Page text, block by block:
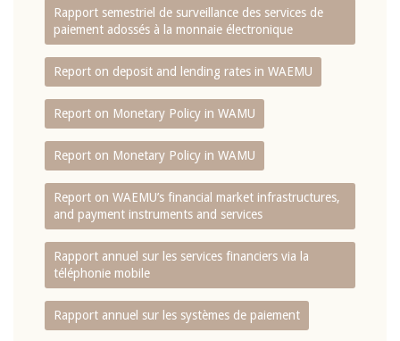
Rapport semestriel de surveillance des services de
paiement adossés à la monnaie électronique
Report on deposit and lending rates in WAEMU
Report on Monetary Policy in WAMU
Report on Monetary Policy in WAMU
Report on WAEMU’s financial market infrastructures,
and payment instruments and services
Rapport annuel sur les services financiers via la
téléphonie mobile
Rapport annuel sur les systèmes de paiement